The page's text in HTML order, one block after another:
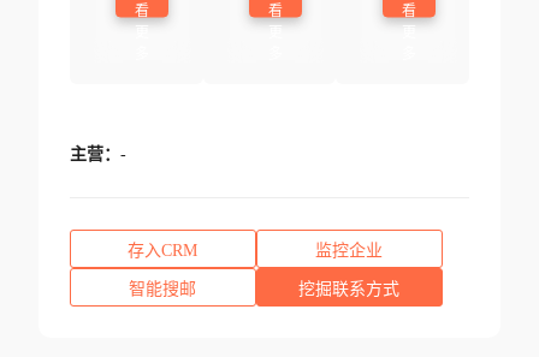
看
看
看
主营： -
存入CRM 监控企业
智能搜邮 挖掘联系方式